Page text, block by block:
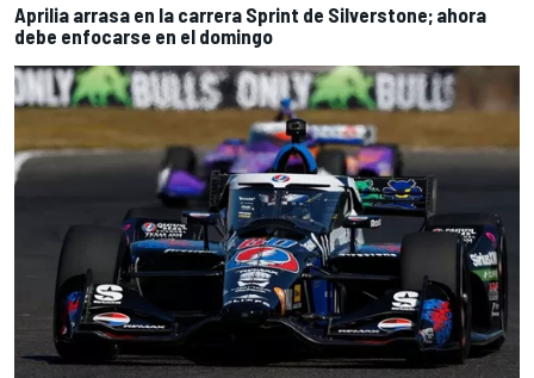
Aprilia arrasa en la carrera Sprint de Silverstone; ahora
debe enfocarse en el domingo